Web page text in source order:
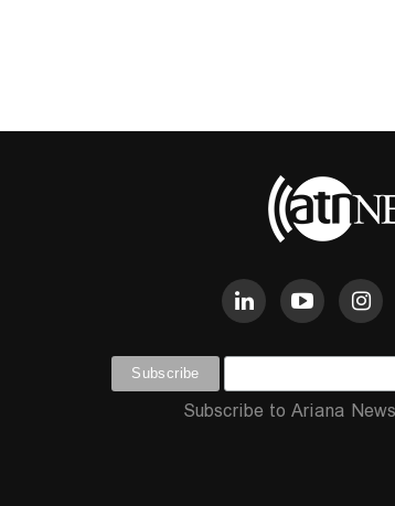
Subscribe to Ariana